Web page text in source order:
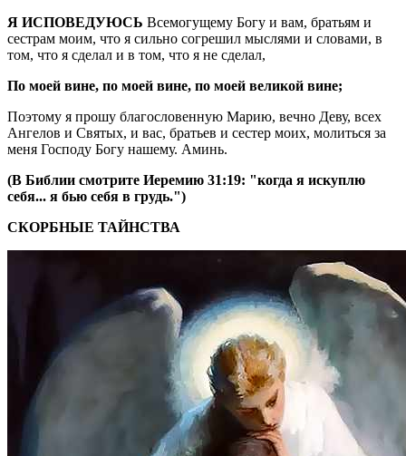
Я ИСПОВЕДУЮСЬ Всемогущему Богу и вам, братьям и
сестрам моим, что я сильно согрешил мыслями и словами, в
том, что я сделал и в том, что я не сделал,
По моей вине, по моей вине, по моей великой вине;
Поэтому я прошу благословенную Марию, вечно Деву, всех
Ангелов и Святых, и вас, братьев и сестер моих, молиться за
меня Господу Богу нашему. Аминь.
(В Библии смотрите Иеремию 31:19: "когда я искуплю
себя... я бью себя в грудь.")
СКОРБНЫЕ ТАЙНСТВА